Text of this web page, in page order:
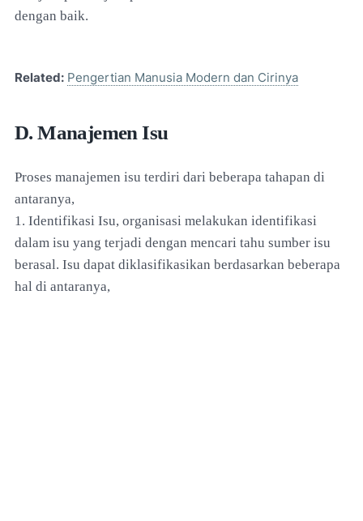
dengan baik.
Related: Pengertian Manusia Modern dan Cirinya
D. Manajemen Isu
Proses manajemen isu terdiri dari beberapa tahapan di
antaranya,
1. Identifikasi Isu, organisasi melakukan identifikasi
dalam isu yang terjadi dengan mencari tahu sumber isu
berasal. Isu dapat diklasifikasikan berdasarkan beberapa
hal di antaranya,